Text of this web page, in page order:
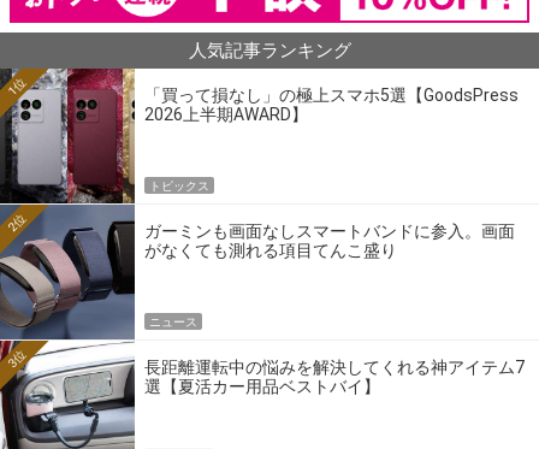
人気記事ランキング
「買って損なし」の極上スマホ5選【GoodsPress
2026上半期AWARD】
1位
トピックス
ガーミンも画面なしスマートバンドに参入。画面
がなくても測れる項目てんこ盛り
2位
ニュース
長距離運転中の悩みを解決してくれる神アイテム7
選【夏活カー用品ベストバイ】
3位